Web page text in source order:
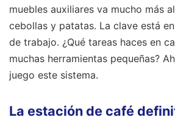
muebles auxiliares va mucho más
cebollas y patatas. La clave está
de trabajo. ¿Qué tareas haces en
muchas herramientas pequeñas?
juego este sistema.
La estación de café